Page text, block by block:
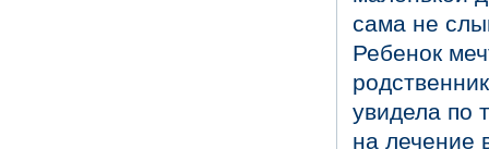
сама не
Ребенок
увидела по
на лечение